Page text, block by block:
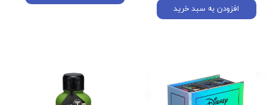
افزودن به سبد خرید